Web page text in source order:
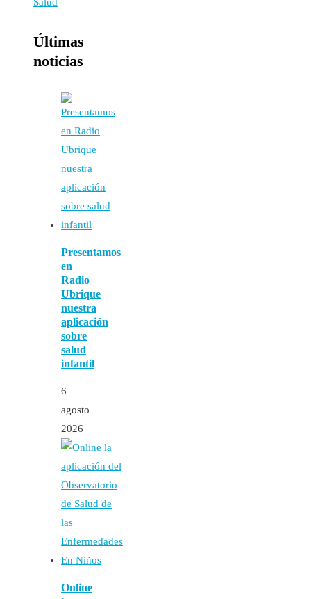
Últimas
noticias
Presentamos
en
Radio
Ubrique
nuestra
aplicación
sobre
salud
infantil
6
agosto
2026
Online